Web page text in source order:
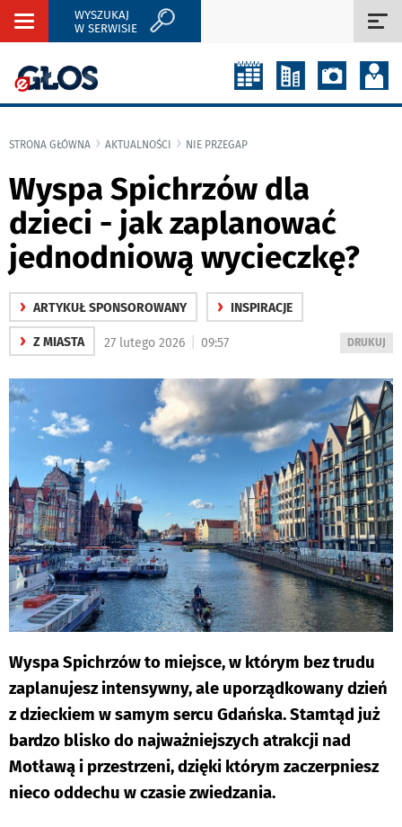
Rozwiń
WYSZUKAJ
W SERWISIE
STRONA GŁÓWNA AKTUALNOŚCI NIE PRZEGAP
Wyspa Spichrzów dla
dzieci - jak zaplanować
jednodniową wycieczkę?
› ARTYKUŁ SPONSOROWANY › INSPIRACJE
› Z MIASTA
WYDRUKUJ
DRUKUJ
27 lutego 2026 09:57
Wyspa Spichrzów to miejsce, w którym bez trudu
zaplanujesz intensywny, ale uporządkowany dzień
z dzieckiem w samym sercu Gdańska. Stamtąd już
bardzo blisko do najważniejszych atrakcji nad
Motławą i przestrzeni, dzięki którym zaczerpniesz
nieco oddechu w czasie zwiedzania.